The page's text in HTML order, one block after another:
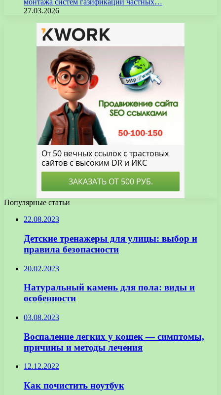
монтажа систем газификации частных…
27.03.2026
Популярные статьи
22.08.2023
Детские тренажеры для улицы: выбор и
правила безопасности
20.02.2023
Натуральный камень для пола: виды и
особенности
03.08.2023
Воспаление легких у кошек — симптомы,
причины и методы лечения
12.12.2022
Как почистить ноутбук